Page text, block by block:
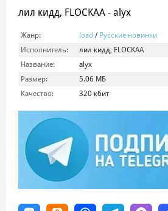
лил кидд, FLOCKAA - alyx
Жанр: load / Русские новинки
Исполнитель:
лил кидд, FLOCKAA
Название:
alyx
Размер:
5.06 МБ
Качество:
320 кбит